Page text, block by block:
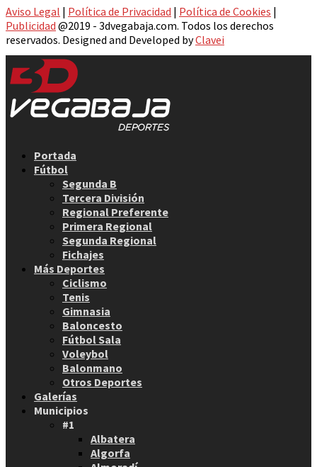
Aviso Legal | Política de Privacidad | Política de Cookies |
Publicidad @2019 - 3dvegabaja.com. Todos los derechos
reservados. Designed and Developed byClavei
Portada
Fútbol
Segunda B
Tercera División
Regional Preferente
Primera Regional
Segunda Regional
Fichajes
Más Deportes
Ciclismo
Tenis
Gimnasia
Baloncesto
Fútbol Sala
Voleybol
Balonmano
Otros Deportes
Galerías
Municipios
#1
Albatera
Algorfa